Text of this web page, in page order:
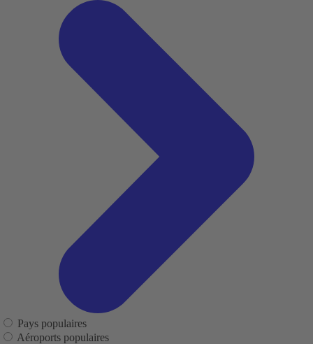
Pays populaires
Aéroports populaires